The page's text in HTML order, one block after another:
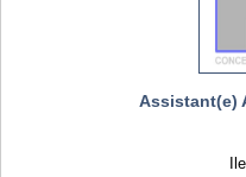
Assistant(e)